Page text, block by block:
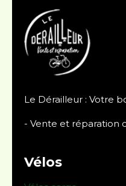
Le Dérailleur : Votre
- Vente et réparation
Vélos